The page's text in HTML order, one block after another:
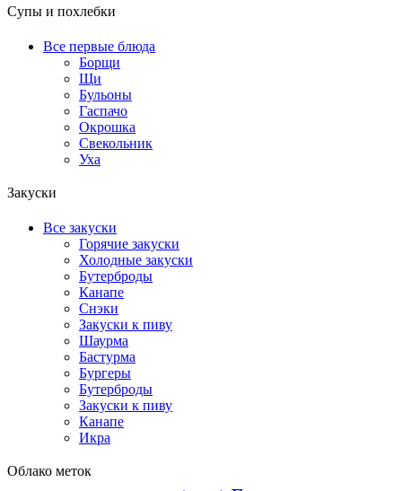
Супы и похлебки
Все первые блюда
Борщи
Щи
Бульоны
Гаспачо
Окрошка
Свекольник
Уха
Закуски
Все закуски
Горячие закуски
Холодные закуски
Бутерброды
Канапе
Снэки
Закуски к пиву
Шаурма
Бастурма
Бургеры
Бутерброды
Закуски к пиву
Канапе
Икра
Облако меток